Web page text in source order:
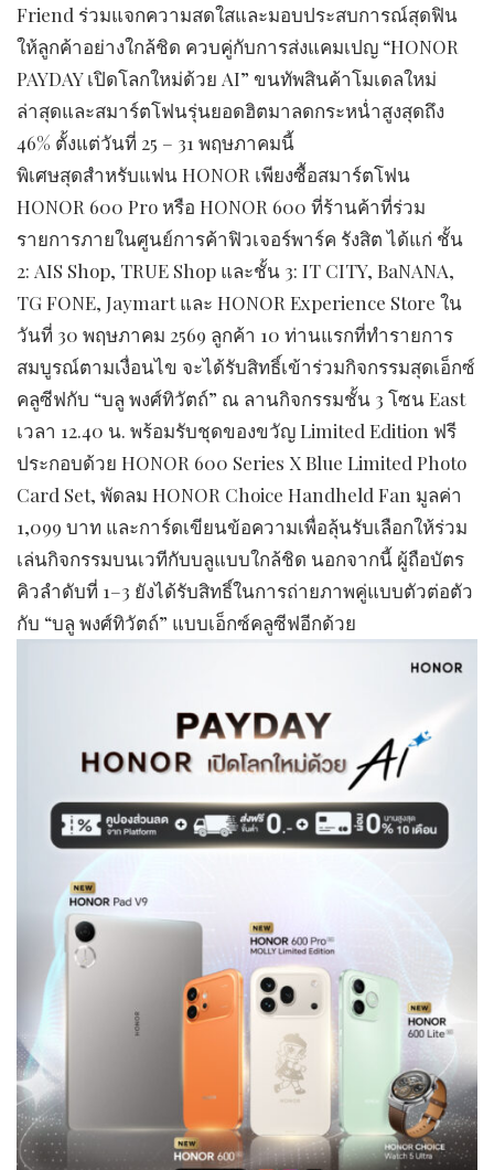
Friend ร่วมแจกความสดใสและมอบประสบการณ์สุดฟิน
ให้ลูกค้าอย่างใกล้ชิด ควบคู่กับการส่งแคมเปญ “HONOR
PAYDAY เปิดโลกใหม่ด้วย AI” ขนทัพสินค้าโมเดลใหม่
ล่าสุดและสมาร์ตโฟนรุ่นยอดฮิตมาลดกระหน่ำสูงสุดถึง
46% ตั้งแต่วันที่ 25 – 31 พฤษภาคมนี้
พิเศษสุดสำหรับแฟน HONOR เพียงซื้อสมาร์ตโฟน
HONOR 600 Pro หรือ HONOR 600 ที่ร้านค้าที่ร่วม
รายการภายในศูนย์การค้าฟิวเจอร์พาร์ค รังสิต ได้แก่ ชั้น
2: AIS Shop, TRUE Shop และชั้น 3: IT CITY, BaNANA,
TG FONE, Jaymart และ HONOR Experience Store ใน
วันที่ 30 พฤษภาคม 2569 ลูกค้า 10 ท่านแรกที่ทำรายการ
สมบูรณ์ตามเงื่อนไข จะได้รับสิทธิ์เข้าร่วมกิจกรรมสุดเอ็กซ์
คลูซีฟกับ “บลู พงศ์ทิวัตถ์” ณ ลานกิจกรรมชั้น 3 โซน East
เวลา 12.40 น. พร้อมรับชุดของขวัญ Limited Edition ฟรี
ประกอบด้วย HONOR 600 Series X Blue Limited Photo
Card Set, พัดลม HONOR Choice Handheld Fan มูลค่า
1,099 บาท และการ์ดเขียนข้อความเพื่อลุ้นรับเลือกให้ร่วม
เล่นกิจกรรมบนเวทีกับบลูแบบใกล้ชิด นอกจากนี้ ผู้ถือบัตร
คิวลำดับที่ 1–3 ยังได้รับสิทธิ์ในการถ่ายภาพคู่แบบตัวต่อตัว
กับ “บลู พงศ์ทิวัตถ์” แบบเอ็กซ์คลูซีฟอีกด้วย